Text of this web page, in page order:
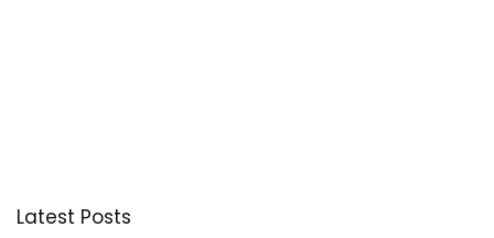
Latest Posts